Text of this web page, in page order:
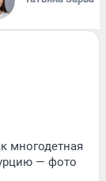
многодетная
— фото